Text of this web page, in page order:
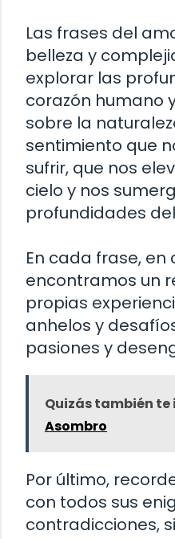
Las frases del
belleza y
explorar las
corazón humano
sobre la
sentimiento que
sufrir, que nos
cielo y nos
profundidades
En cada frase,
encontramos un
propias
anhelos y
pasiones y
Quizás también te
Asombro
Por último,
con todos sus
contradicciones,